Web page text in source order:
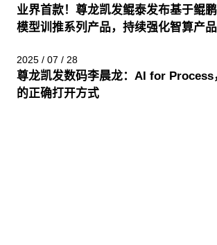
业界首款！尊龙凯发鲲泰发布基于鲲
模型训推系列产品，持续强化智算产
2025 / 07 / 28
尊龙凯发数码李晨龙：AI for Process
的正确打开方式